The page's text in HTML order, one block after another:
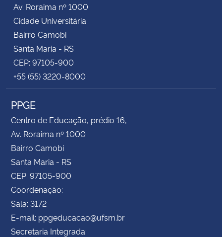
Av. Roraima nº 1000
Cidade Universitária
Bairro Camobi
Santa Maria - RS
CEP: 97105-900
+55 (55) 3220-8000
PPGE
Centro de Educação, prédio 16,
Av. Roraima nº 1000
Bairro Camobi
Santa Maria - RS
CEP: 97105-900
Coordenação:
Sala: 3172
E-mail: ppgeducacao@ufsm.br
Secretaria Integrada: